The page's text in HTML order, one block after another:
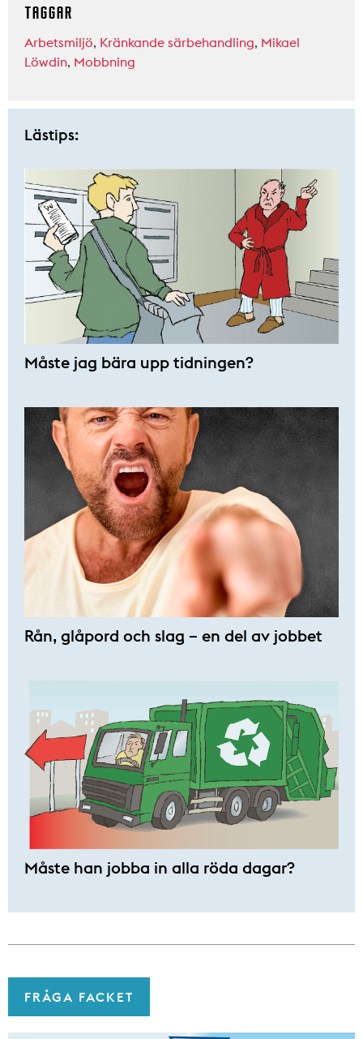
TAGGAR
Arbetsmiljö, Kränkande särbehandling, Mikael
Löwdin, Mobbning
Lästips:
Måste jag bära upp tidningen?
Rån, glåpord och slag – en del av jobbet
Måste han jobba in alla röda dagar?
FRÅGA FACKET